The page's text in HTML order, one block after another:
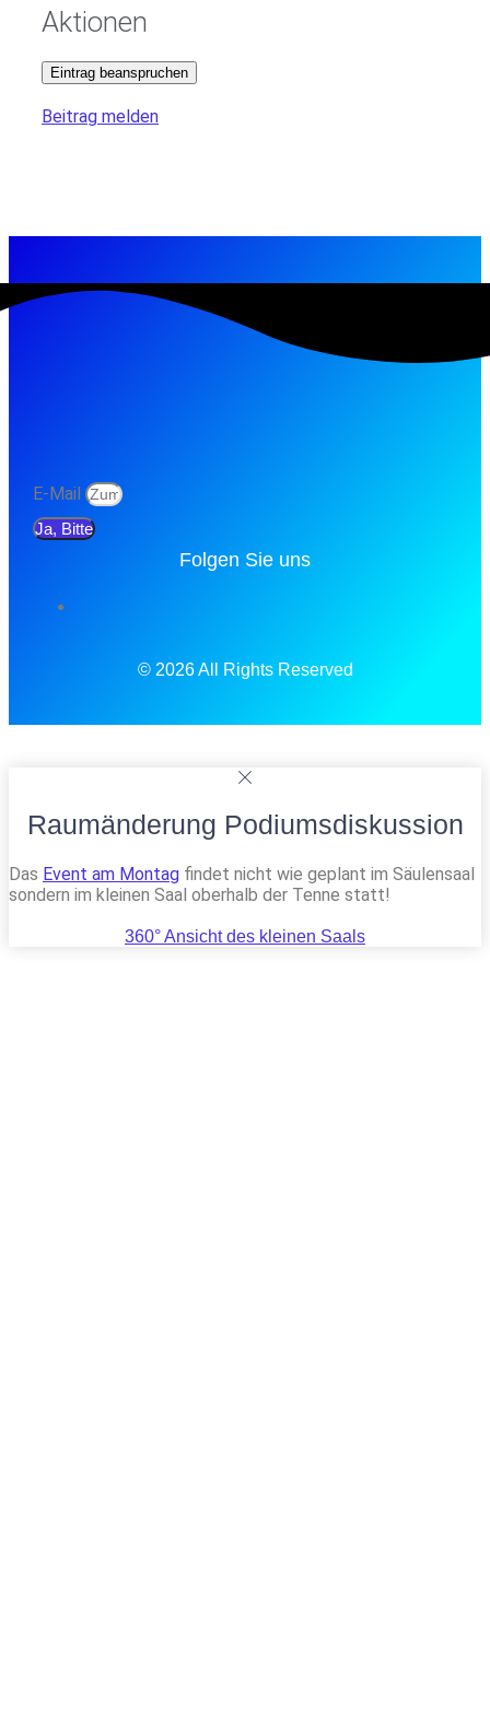
Aktionen
Eintrag beanspruchen
Beitrag melden
E-Mail
Ja, Bitte
Folgen Sie uns
© 2026 All Rights Reserved
Raumänderung Podiumsdiskussion
Das Event am Montag findet nicht wie geplant im Säulensaal
sondern im kleinen Saal oberhalb der Tenne statt!
360° Ansicht des kleinen Saals